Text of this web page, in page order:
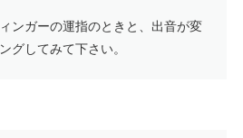
ンガーの運指のときと、出音が変
グしてみて下さい。